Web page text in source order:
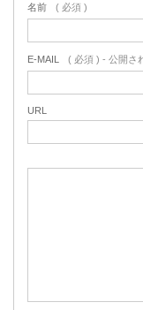
名前 ( 必須 )
E-MAIL ( 必須 ) - 公開さ
URL